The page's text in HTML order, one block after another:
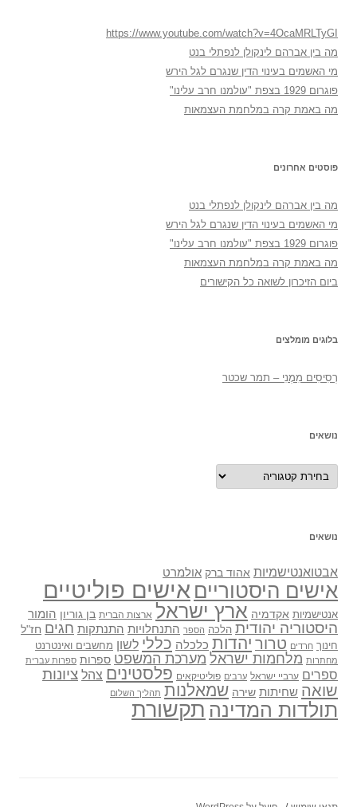
https://www.youtube.com/watch?v=4OcaMRLTyGI
מה בין אברהם לינקולן לנפתלי בנט
מי האשמים בעינוי הדין שנגרם לגל הירש
פוגרום 1929 בצפת "עולמנו חרב עלינו"
מה באמת קרה במלחמת העצמאות
פוסטים אחרונים
מה בין אברהם לינקולן לנפתלי בנט
מי האשמים בעינוי הדין שנגרם לגל הירש
פוגרום 1929 בצפת "עולמנו חרב עלינו"
מה באמת קרה במלחמת העצמאות
ביום הזיכרון לשואה כל הקישורים
בלוגים מומלצים
רְסִיסִים מִמֶנִי – תמר שכטר
נושאים
נושאים
נושאים
אבטואנטישמיות אהוד ברק אולמרט
אישים היסטורייםאישים פוליטיים
אנטישמיות אקדמיה ארץ ישראל ארצות הברית בן גוריון הומור
היסטוריה יהודית הלכה הספר התנחלויות התנתקות חגים חז"ל
חינוך חרדים טרוריהדות כלכלה כללי לשון מחשבים ואינטרנט
מחתרות מלחמות ישראל מערכת המשפט ספרות ספרות עברית
ספרים ערביי ישראל ערבים פוליטיקאים פלסטינים צהל ציונות
שואה שחיתות שירה שמאלנות תהליך השלום
תולדות המדינהתקשורת